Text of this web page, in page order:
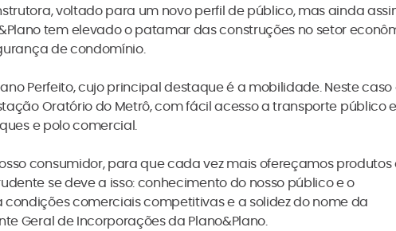
voltado para um novo perfil de público, mas ainda
tem elevado o patamar das construções no setor
de condomínio.
Perfeito, cujo principal destaque é a mobilidade. Neste caso
Oratório do Metrô, com fácil acesso a transporte público e
e polo comercial.
consumidor, para que cada vez mais ofereçamos produtos
se deve a isso: conhecimento do nosso público e o
comerciais competitivas e a solidez do nome da
Geral de Incorporações da Plano&Plano.